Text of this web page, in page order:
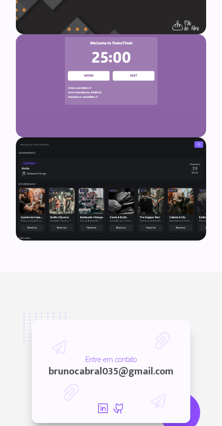
Entre em contato
brunocabral035@gmail.com